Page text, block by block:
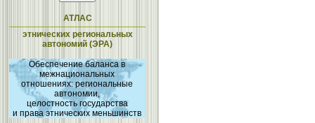
АТЛАС
этнических региональных
автономий (ЭРА)
Обеспечение баланса в
межнациональных
отношениях: региональные
автономии,
целостность государства
и права этнических меньшинств